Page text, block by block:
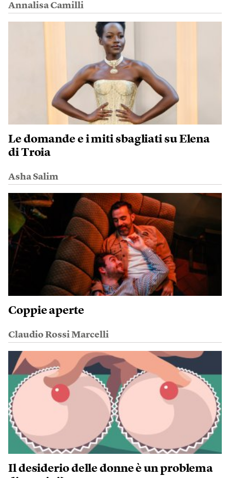
Annalisa Camilli
Le domande e i miti sbagliati su Elena
di Troia
Asha Salim
Coppie aperte
Claudio Rossi Marcelli
Il desiderio delle donne è un problema